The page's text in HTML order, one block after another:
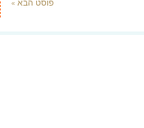
פוסט הבא »